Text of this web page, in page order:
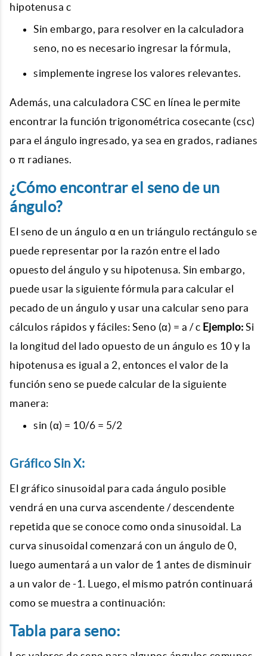
hipotenusa c
Sin embargo, para resolver en la calculadora
seno, no es necesario ingresar la fórmula,
simplemente ingrese los valores relevantes.
Además, una calculadora CSC en línea le permite
encontrar la función trigonométrica cosecante (csc)
para el ángulo ingresado, ya sea en grados, radianes
o π radianes.
¿Cómo encontrar el seno de un
ángulo?
El seno de un ángulo α en un triángulo rectángulo se
puede representar por la razón entre el lado
opuesto del ángulo y su hipotenusa. Sin embargo,
puede usar la siguiente fórmula para calcular el
pecado de un ángulo y usar una calcular seno para
cálculos rápidos y fáciles: Seno (α) = a / c Ejemplo: Si
la longitud del lado opuesto de un ángulo es 10 y la
hipotenusa es igual a 2, entonces el valor de la
función seno se puede calcular de la siguiente
manera:
sin (α) = 10/6 = 5/2
Gráfico Sin X:
El gráfico sinusoidal para cada ángulo posible
vendrá en una curva ascendente / descendente
repetida que se conoce como onda sinusoidal. La
curva sinusoidal comenzará con un ángulo de 0,
luego aumentará a un valor de 1 antes de disminuir
a un valor de -1. Luego, el mismo patrón continuará
como se muestra a continuación:
Tabla para seno: